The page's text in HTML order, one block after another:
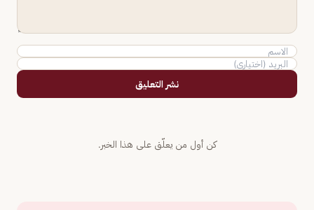
نشر التعليق
كن أول من يعلّق على هذا الخبر.